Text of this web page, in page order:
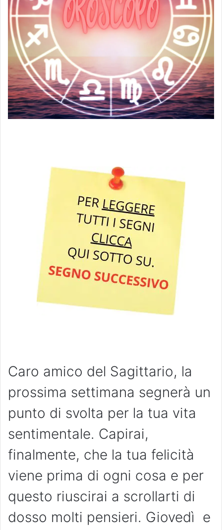
Caro amico del Sagittario, la
prossima settimana segnerà un
punto di svolta per la tua vita
sentimentale. Capirai,
finalmente, che la tua felicità
viene prima di ogni cosa e per
questo riuscirai a scrollarti di
dosso molti pensieri. Giovedì e